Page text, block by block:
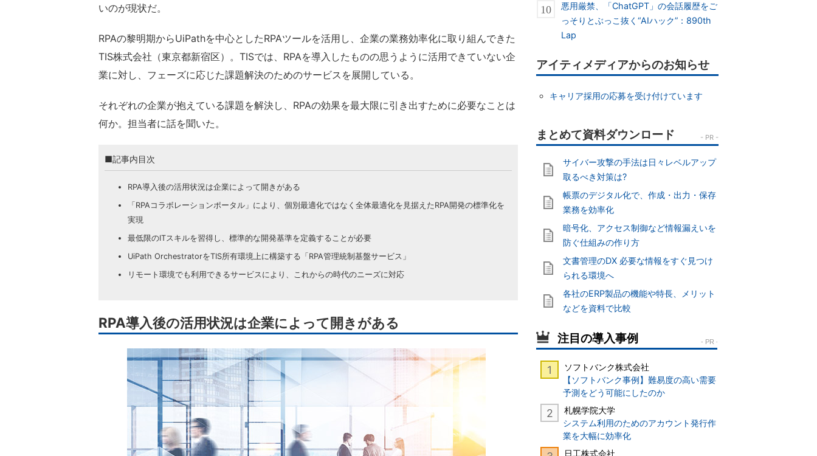
いのが現状だ。
RPAの黎明期からUiPathを中心としたRPAツールを活用し、企業の業務効率化に取り組んできた
TIS株式会社（東京都新宿区）。TISでは、RPAを導入したものの思うように活用できていない企
業に対し、フェーズに応じた課題解決のためのサービスを展開している。
それぞれの企業が抱えている課題を解決し、RPAの効果を最大限に引き出すために必要なことは
何か。担当者に話を聞いた。
■記事内目次
RPA導入後の活用状況は企業によって開きがある
「RPAコラボレーションポータル」により、個別最適化ではなく全体最適化を見据えたRPA開発の標準化を
実現
最低限のITスキルを習得し、標準的な開発基準を定義することが必要
UiPath OrchestratorをTIS所有環境上に構築する「RPA管理統制基盤サービス」
リモート環境でも利用できるサービスにより、これからの時代のニーズに対応
RPA導入後の活用状況は企業によって開きがある
悪用厳禁、「ChatGPT」の会話履歴をご
っそりとぶっこ抜く“AIハック”：890th
Lap
アイティメディアからのお知らせ
キャリア採用の応募を受け付けています
サイバー攻撃の手法は日々レベルアップ
取るべき対策は?
帳票のデジタル化で、作成・出力・保存
業務を効率化
暗号化、アクセス制御など情報漏えいを
防ぐ仕組みの作り方
文書管理のDX 必要な情報をすぐ見つけ
られる環境へ
各社のERP製品の機能や特長、メリット
などを資料で比較